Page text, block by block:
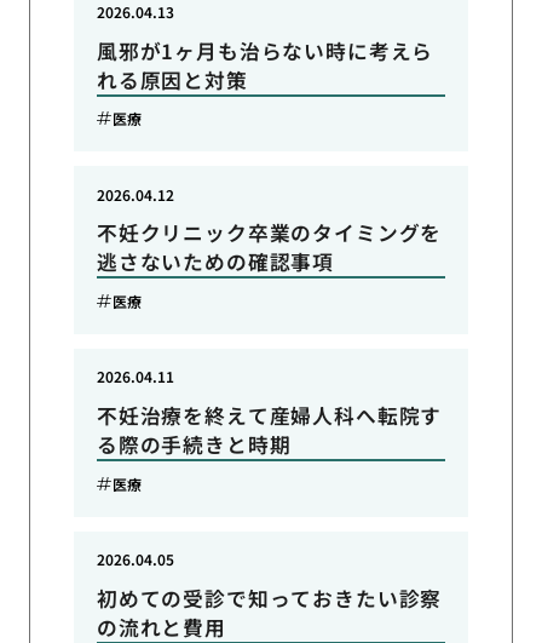
風邪が1ヶ月も治らない時に考えら
れる原因と対策
2026.04.13
医療
不妊クリニック卒業のタイミングを
逃さないための確認事項
2026.04.12
医療
不妊治療を終えて産婦人科へ転院す
る際の手続きと時期
2026.04.11
医療
初めての受診で知っておきたい診察
の流れと費用
2026.04.05